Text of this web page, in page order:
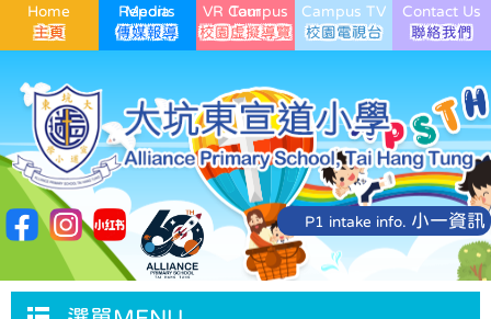
Home Media Reports VR Campus Tour Campus TV Contact Us
P1 intake info. 小一資訊